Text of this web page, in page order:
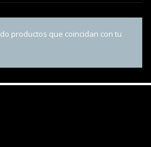
productos que coincidan con tu